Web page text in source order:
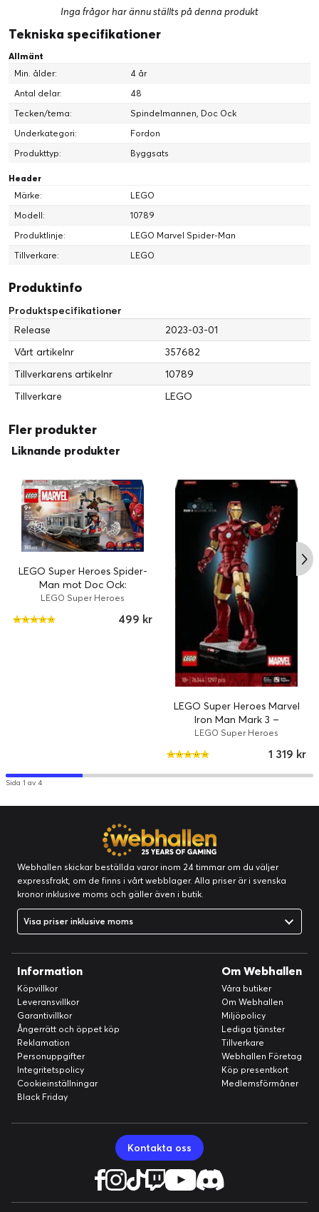
Inga frågor har ännu ställts på denna produkt
Tekniska specifikationer
Allmänt
Min. ålder:
4 år
Antal delar:
48
Tecken/tema:
Spindelmannen, Doc Ock
Underkategori:
Fordon
Produkttyp:
Byggsats
Header
Märke:
LEGO
Modell:
10789
Produktlinje:
LEGO Marvel Spider-Man
Tillverkare:
LEGO
Produktinfo
Produktspecifikationer
Release
2023-03-01
Vårt artikelnr
357682
Tillverkarens artikelnr
10789
Tillverkare
LEGO
Fler produkter
Liknande produkter
LEGO Super Heroes Spider-
Man mot Doc Ock:
tunnelbanescenen 76321
LEGO Super Heroes
499 kr
LEGO Super Heroes Marvel
Iron Man Mark 3 –
samlarutgåva 76344
LEGO Super Heroes
1 319 kr
Sida 1 av 4
Webhallen skickar beställda varor inom 24 timmar om du väljer
expressfrakt, om de finns i vårt webblager. Alla priser är i svenska
kronor inklusive moms och gäller även i butik.
Visa priser inklusive moms
Information
Köpvillkor
Leveransvillkor
Garantivillkor
Ångerrätt och öppet köp
Reklamation
Personuppgifter
Integritetspolicy
Cookieinställningar
Black Friday
Om Webhallen
Våra butiker
Om Webhallen
Miljöpolicy
Lediga tjänster
Tillverkare
Webhallen Företag
Köp presentkort
Medlemsförmåner
Kontakta oss